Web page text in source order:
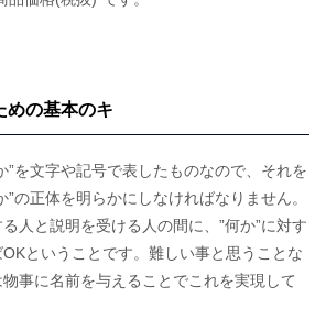
めの基本のキ
”を文字や記号で表したものなので、それを
”の正体を明らかにしなければなりません。
人と説明を受ける人の間に、”何か”に対す
ということです。難しい事と思うことな
事に名前を与えることでこれを実現して